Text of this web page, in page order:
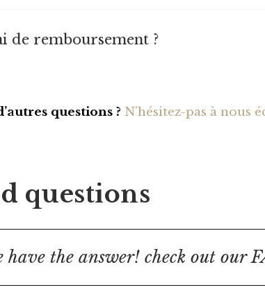
de remboursement ?
questions ? N’hésitez-pas à nous
questions
have the answer! check out our